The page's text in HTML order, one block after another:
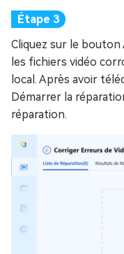
Cliquez sur le
les fichiers vidéo
local. Après avoir
Démarrer la
réparation.